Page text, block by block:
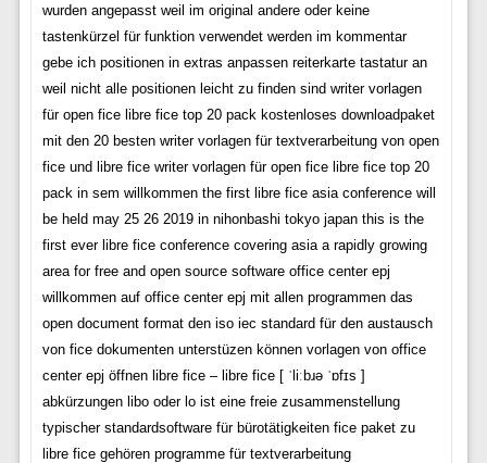
wurden angepasst weil im original andere oder keine
tastenkürzel für funktion verwendet werden im kommentar
gebe ich positionen in extras anpassen reiterkarte tastatur an
weil nicht alle positionen leicht zu finden sind writer vorlagen
für open fice libre fice top 20 pack kostenloses downloadpaket
mit den 20 besten writer vorlagen für textverarbeitung von open
fice und libre fice writer vorlagen für open fice libre fice top 20
pack in sem willkommen the first libre fice asia conference will
be held may 25 26 2019 in nihonbashi tokyo japan this is the
first ever libre fice conference covering asia a rapidly growing
area for free and open source software office center epj
willkommen auf office center epj mit allen programmen das
open document format den iso iec standard für den austausch
von fice dokumenten unterstüzen können vorlagen von office
center epj öffnen libre fice – libre fice [ ˈliːbɹə ˈɒfɪs ]
abkürzungen libo oder lo ist eine freie zusammenstellung
typischer standardsoftware für bürotätigkeiten fice paket zu
libre fice gehören programme für textverarbeitung